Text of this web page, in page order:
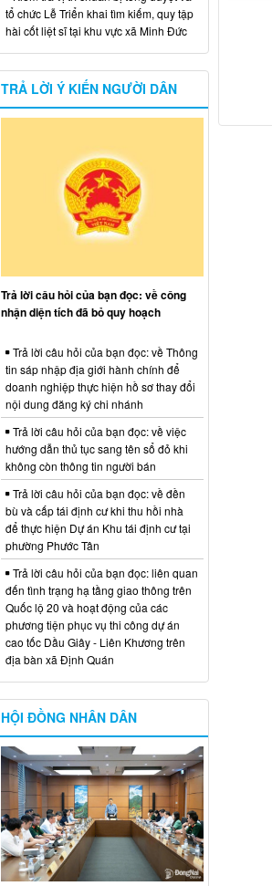
tổ chức Lễ Triển khai tìm kiếm, quy tập
hài cốt liệt sĩ tại khu vực xã Minh Đức
TRẢ LỜI Ý KIẾN NGƯỜI DÂN
Trả lời câu hỏi của bạn đọc: về công
nhận diện tích đã bỏ quy hoạch
Trả lời câu hỏi của bạn đọc: về Thông
tin sáp nhập địa giới hành chính để
doanh nghiệp thực hiện hồ sơ thay đổi
nội dung đăng ký chi nhánh
Trả lời câu hỏi của bạn đọc: về việc
hướng dẫn thủ tục sang tên sổ đỏ khi
không còn thông tin người bán
Trả lời câu hỏi của bạn đọc: về đền
bù và cấp tái định cư khi thu hồi nhà
để thực hiện Dự án Khu tái định cư tại
phường Phước Tân
Trả lời câu hỏi của bạn đọc: liên quan
đến tình trạng hạ tầng giao thông trên
Quốc lộ 20 và hoạt động của các
phương tiện phục vụ thi công dự án
cao tốc Dầu Giây - Liên Khương trên
địa bàn xã Định Quán
HỘI ĐỒNG NHÂN DÂN